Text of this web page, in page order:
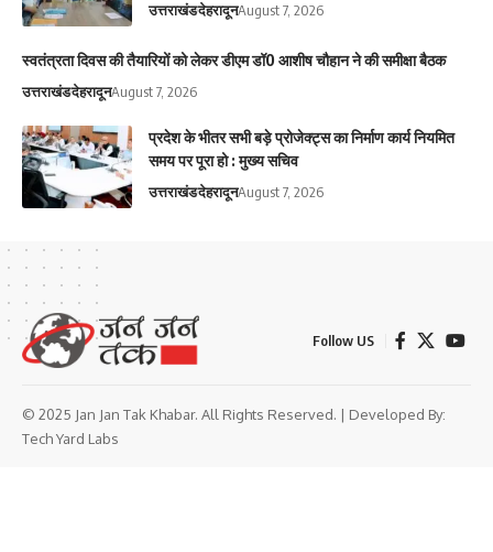
उत्तराखंडदेहरादूनAugust 7, 2026
स्वतंत्रता दिवस की तैयारियों को लेकर डीएम डॉ0 आशीष चौहान ने की समीक्षा बैठक
उत्तराखंडदेहरादूनAugust 7, 2026
प्रदेश के भीतर सभी बड़े प्रोजेक्ट्स का निर्माण कार्य नियमित
समय पर पूरा हो : मुख्य सचिव
उत्तराखंडदेहरादूनAugust 7, 2026
Follow US
© 2025 Jan Jan Tak Khabar. All Rights Reserved. | Developed By:
Tech Yard Labs